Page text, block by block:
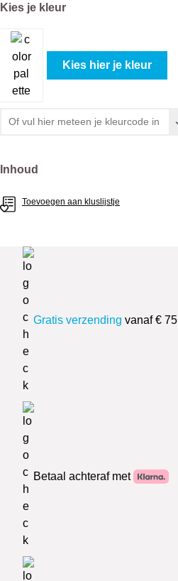
Selecteer
Kies je kleur
Kies hier je kleur
Selecteer
Inhoud
Toevoegen aan kluslijstje
Gratis verzending vanaf € 75
Betaal achteraf met